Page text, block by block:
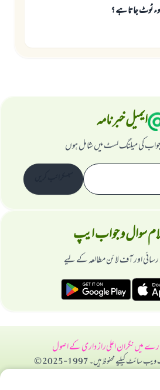
ٹوٹ جاتا ہے ؟
ایمیل خبرنامہ
کی میلنگ لسٹ میں شامل ہوں
سوال و جواب ایپ
اور آف لائن مطالعہ کے لیے
میںنگران اعلیراز داری کے اصول
کیلیے محفوظ ہیں۔ 1997-2025 ©